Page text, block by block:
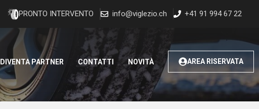
PRONTO INTERVENTO info@viglezio.ch +41 91 994 67 22
DIVENTA PARTNER CONTATTI NOVITÀ AREA RISERVATA